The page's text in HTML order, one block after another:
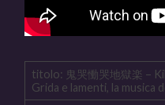
titolo: 鬼哭慟哭地獄楽 –
Grida e lamenti, la musica